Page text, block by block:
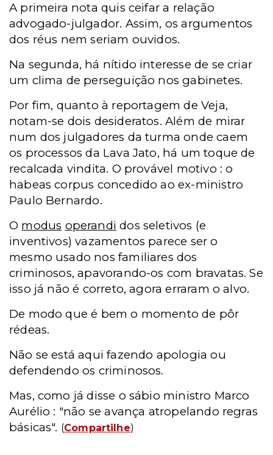
A primeira nota quis ceifar a relação
advogado-julgador. Assim, os argumentos
dos réus nem seriam ouvidos.
Na segunda, há nítido interesse de se criar
um clima de perseguição nos gabinetes.
Por fim, quanto à reportagem de Veja,
notam-se dois desideratos. Além de mirar
num dos julgadores da turma onde caem
os processos da Lava Jato, há um toque de
recalcada vindita. O provável motivo : o
habeas corpus concedido ao ex-ministro
Paulo Bernardo.
O modus operandi dos seletivos (e
inventivos) vazamentos parece ser o
mesmo usado nos familiares dos
criminosos, apavorando-os com bravatas. Se
isso já não é correto, agora erraram o alvo.
De modo que é bem o momento de pôr
rédeas.
Não se está aqui fazendo apologia ou
defendendo os criminosos.
Mas, como já disse o sábio ministro Marco
Aurélio : "não se avança atropelando regras
básicas". (Compartilhe)